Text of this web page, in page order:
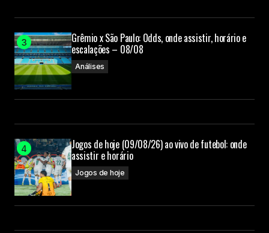
Grêmio x São Paulo: Odds, onde assistir, horário e
escalações – 08/08
Análises
Jogos de hoje (09/08/26) ao vivo de futebol: onde
assistir e horário
Jogos de hoje